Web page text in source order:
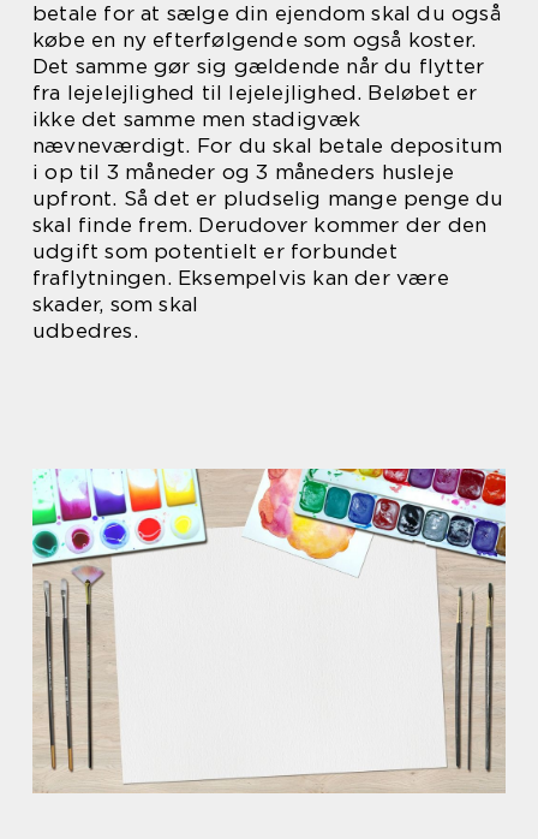
betale for at sælge din ejendom skal du også
købe en ny efterfølgende som også koster.
Det samme gør sig gældende når du flytter
fra lejelejlighed til lejelejlighed. Beløbet er
ikke det samme men stadigvæk
nævneværdigt. For du skal betale depositum
i op til 3 måneder og 3 måneders husleje
upfront. Så det er pludselig mange penge du
skal finde frem. Derudover kommer der den
udgift som potentielt er forbundet
fraflytningen. Eksempelvis kan der være
skader, som skal
udbedres.